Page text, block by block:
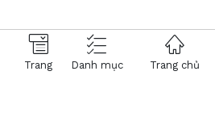
Trang Danh mục Trang chủ